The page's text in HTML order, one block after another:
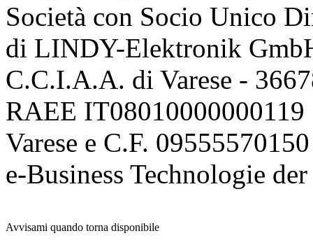
Società con Socio Unico
di LINDY-Elektronik
C.C.I.A.A. di Varese -
RAEE
Varese e C.F. 09555570150
e-Business Technologie
Avvisami quando torna disponibile